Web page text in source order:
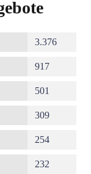
3.376
917
501
309
254
232